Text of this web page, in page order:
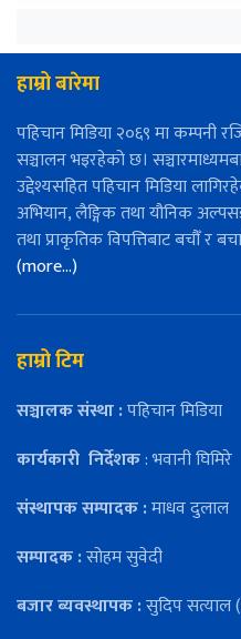
हाम्रो बारेमा
पहिचान मिडिया २०६९ मा कम्पनी
सञ्चालन भइरहेको छ।
उद्देश्यसहित पहिचान मिडिया
अभियान, लैङ्गिक तथा यौनिक
तथा प्राकृतिक विपत्तिबाट बचौँ र
(more…)
हाम्रो टिम
सञ्चालक संस्था :पहिचान मिडिया
कार्यकारी निर्देशक: भवानी घिमिरे
संस्थापक सम्पादक :माधव दुलाल
सम्पादक :सोहम सुवेदी
बजार ब्यवस्थापक :सुदिप सत्याल